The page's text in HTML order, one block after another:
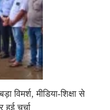
विमर्श, मीडिया-शिक्षा से
चर्चा